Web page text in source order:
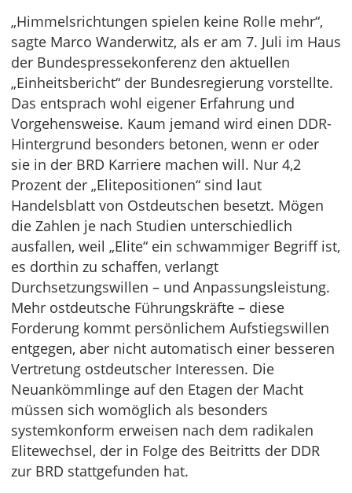
„Himmelsrichtungen spielen keine Rolle mehr“,
sagte Marco Wanderwitz, als er am 7. Juli im Haus
der Bundespressekonferenz den aktuellen
„Einheitsbericht“ der Bundesregierung vorstellte.
Das entsprach wohl eigener Erfahrung und
Vorgehensweise. Kaum jemand wird einen DDR-
Hintergrund besonders betonen, wenn er oder
sie in der BRD Karriere machen will. Nur 4,2
Prozent der „Elitepositionen“ sind laut
Handelsblatt von Ostdeutschen besetzt. Mögen
die Zahlen je nach Studien unterschiedlich
ausfallen, weil „Elite“ ein schwammiger Begriff ist,
es dorthin zu schaffen, verlangt
Durchsetzungswillen – und Anpassungsleistung.
Mehr ostdeutsche Führungskräfte – diese
Forderung kommt persönlichem Aufstiegswillen
entgegen, aber nicht automatisch einer besseren
Vertretung ostdeutscher Interessen. Die
Neuankömmlinge auf den Etagen der Macht
müssen sich womöglich als besonders
systemkonform erweisen nach dem radikalen
Elitewechsel, der in Folge des Beitritts der DDR
zur BRD stattgefunden hat.